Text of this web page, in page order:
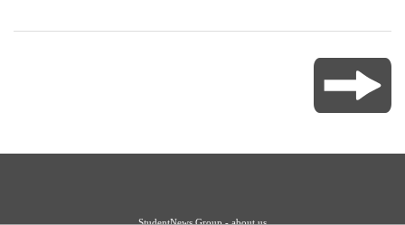
StudentNews Group - about us